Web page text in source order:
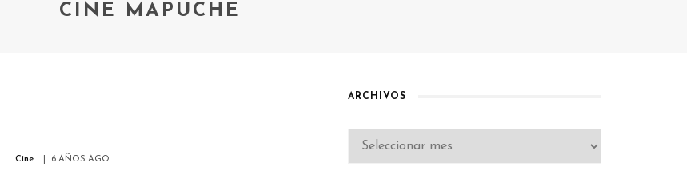
CINE MAPUCHE
Cine 6 AÑOS AGO
ARCHIVOS